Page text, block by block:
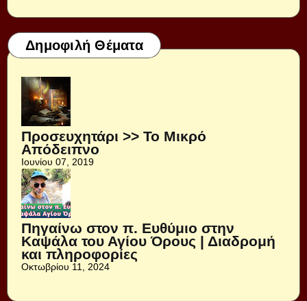
Δημοφιλή Θέματα
Προσευχητάρι >> Το Μικρό
Απόδειπνο
Ιουνίου 07, 2019
Πηγαίνω στον π. Ευθύμιο στην
Καψάλα του Αγίου Όρους | Διαδρομή
και πληροφορίες
Οκτωβρίου 11, 2024